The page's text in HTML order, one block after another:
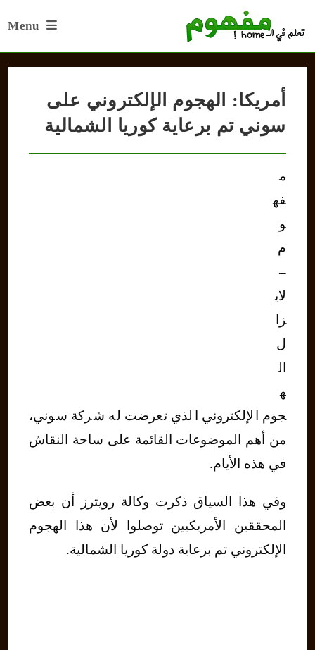
Menu
أمريكا: الهجوم الإلكتروني على
سوني تم برعاية كوريا الشمالية
م
فه
و
م
–
لاي
زا
ل
ال
ه
جوم الإلكتروني الذي تعرضت له شركة سوني،
من أهم الموضوعات القائمة على ساحة النقاش
في هذه الأيام.
وفي هذا السياق ذكرت وكالة رويترز أن بعض
المحققين الأمريكيين توصلوا لأن هذا الهجوم
الإلكتروني تم برعاية دولة كوريا الشمالية.